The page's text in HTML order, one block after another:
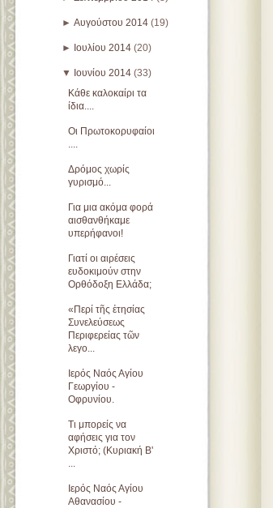
► Αυγούστου 2014 (19)
► Ιουλίου 2014 (20)
▼ Ιουνίου 2014 (33)
Κάθε καλοκαίρι τα
ίδια....
Οι Πρωτοκορυφαίοι
....
Δρόμος χωρίς
γυρισμό...
Για μια ακόμα φορά
αισθανθήκαμε
υπερήφανοι!
Γιατί οι αιρέσεις
ευδοκιμούν στην
Ορθόδοξη Ελλάδα;
«Περί τῆς ἐτησίας
Συνελεύσεως
Περιφερείας τῶν
λεγο...
Ιερός Ναός Αγίου
Γεωργίου -
Οφρυνίου.
Τι μπορείς να
αφήσεις για τον
Χριστό; (Κυριακή Β'
...
Ιερός Ναός Αγίου
Αθανασίου -